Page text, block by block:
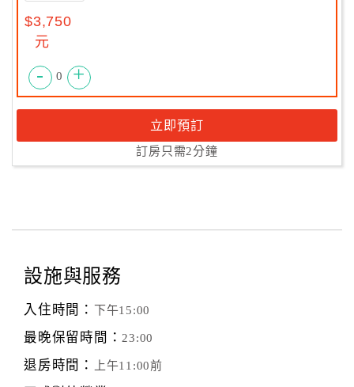
$3,750
元
- 0 +
立即預訂
訂房只需2分鐘
設施與服務
入住時間： 下午15:00
最晚保留時間：23:00
退房時間： 上午11:00前